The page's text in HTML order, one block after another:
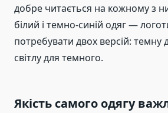
добре читається на кожному з
білий і темно-синій одяг —
потребувати двох версій: темну
світлу для темного.
Якість самого одягу